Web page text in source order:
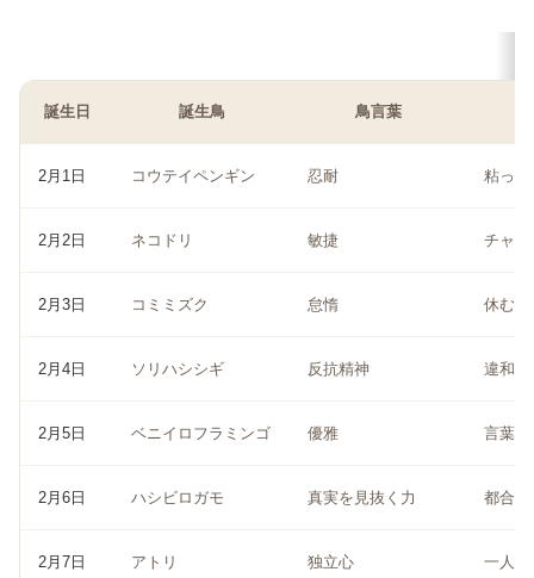
誕生日 誕生鳥 鳥言葉
2月1日 コウテイペンギン 忍耐 粘っ
2月2日 ネコドリ 敏捷 チャ
2月3日 コミミズク 怠惰 休む
2月4日 ソリハシシギ 反抗精神 違和
2月5日 ベニイロフラミンゴ 優雅 言葉
2月6日 ハシビロガモ 真実を見抜く力 都合
2月7日 アトリ 独立心 一人